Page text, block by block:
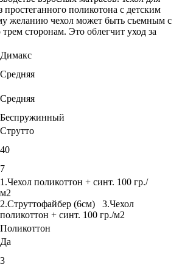
поликотона с детским
желанию чехол может быть съемным с
сторонам. Это облегчит уход за
Димакс
Средняя
Средняя
Беспружинный
Струтто
40
7
1.Чехол поликоттон + синт. 100 гр./
м2
2.Струттофайбер (6см) 3.Чехол
поликоттон + синт. 100 гр./м2
Поликоттон
Да
3